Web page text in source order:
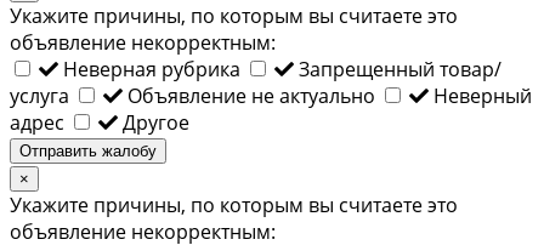
Укажите причины, по которым вы считаете это
объявление некорректным:
Неверная рубрика
Запрещенный товар/
услуга
Объявление не актуально
Неверный
адрес
Другое
Отправить жалобу
×
Укажите причины, по которым вы считаете это
объявление некорректным: